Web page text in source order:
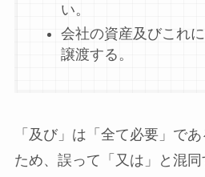
い。
会社の資産及びこれ
譲渡する。
「及び」は「全て必要」で
ため、誤って「又は」と混